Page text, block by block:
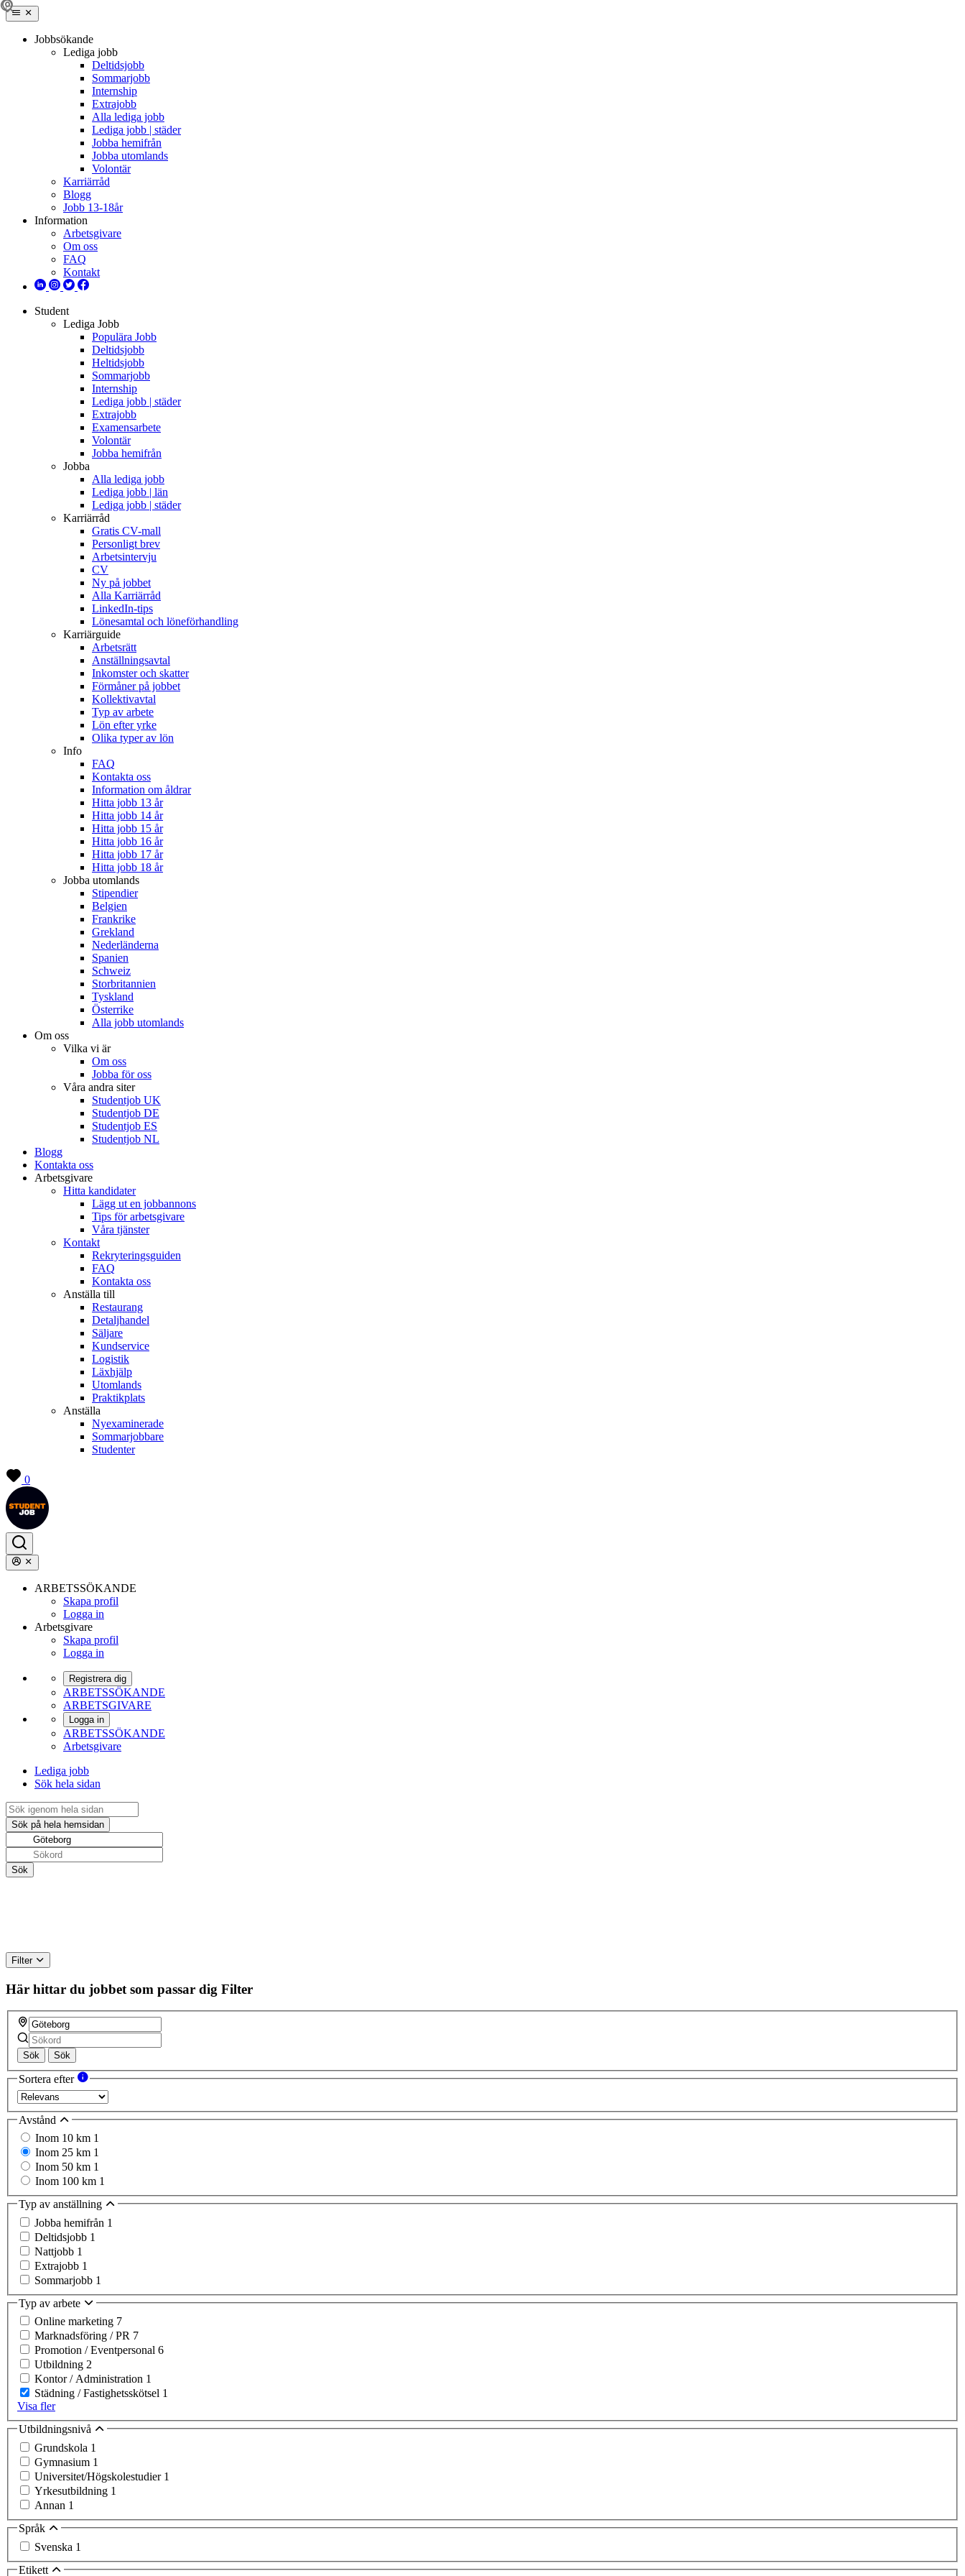
Jobbsökande
Lediga jobb
Deltidsjobb
Sommarjobb
Internship
Extrajobb
Alla lediga jobb
Lediga jobb | städer
Jobba hemifrån
Jobba utomlands
Volontär
Karriärråd
Blogg
Jobb 13-18år
Information
Arbetsgivare
Om oss
FAQ
Kontakt
Student
Lediga Jobb
Populära Jobb
Deltidsjobb
Heltidsjobb
Sommarjobb
Internship
Lediga jobb | städer
Extrajobb
Examensarbete
Volontär
Jobba hemifrån
Jobba
Alla lediga jobb
Lediga jobb | län
Lediga jobb | städer
Karriärråd
Gratis CV-mall
Personligt brev
Arbetsintervju
CV
Ny på jobbet
Alla Karriärråd
LinkedIn-tips
Lönesamtal och löneförhandling
Karriärguide
Arbetsrätt
Anställningsavtal
Inkomster och skatter
Förmåner på jobbet
Kollektivavtal
Typ av arbete
Lön efter yrke
Olika typer av lön
Info
FAQ
Kontakta oss
Information om åldrar
Hitta jobb 13 år
Hitta jobb 14 år
Hitta jobb 15 år
Hitta jobb 16 år
Hitta jobb 17 år
Hitta jobb 18 år
Jobba utomlands
Stipendier
Belgien
Frankrike
Grekland
Nederländerna
Spanien
Schweiz
Storbritannien
Tyskland
Österrike
Alla jobb utomlands
Om oss
Vilka vi är
Om oss
Jobba för oss
Våra andra siter
Studentjob UK
Studentjob DE
Studentjob ES
Studentjob NL
Blogg
Kontakta oss
Arbetsgivare
Hitta kandidater
Lägg ut en jobbannons
Tips för arbetsgivare
Våra tjänster
Kontakt
Rekryteringsguiden
FAQ
Kontakta oss
Anställa till
Restaurang
Detaljhandel
Säljare
Kundservice
Logistik
Läxhjälp
Utomlands
Praktikplats
Anställa
Nyexaminerade
Sommarjobbare
Studenter
0
ARBETSSÖKANDE
Skapa profil
Logga in
Arbetsgivare
Skapa profil
Logga in
Registrera dig
ARBETSSÖKANDE
ARBETSGIVARE
Logga in
ARBETSSÖKANDE
Arbetsgivare
Lediga jobb
Sök hela sidan
Filter
Här hittar du jobbet som passar dig Filter
Sök Sök
Sortera efter
Avstånd
Inom 10 km 1
Inom 25 km 1
Inom 50 km 1
Inom 100 km 1
Typ av anställning
Jobba hemifrån 1
Deltidsjobb 1
Nattjobb 1
Extrajobb 1
Sommarjobb 1
Typ av arbete
Online marketing 7
Marknadsföring / PR 7
Promotion / Eventpersonal 6
Utbildning 2
Kontor / Administration 1
Städning / Fastighetsskötsel 1
Visa fler
Utbildningsnivå
Grundskola 1
Gymnasium 1
Universitet/Högskolestudier 1
Yrkesutbildning 1
Annan 1
Språk
Svenska 1
Etikett